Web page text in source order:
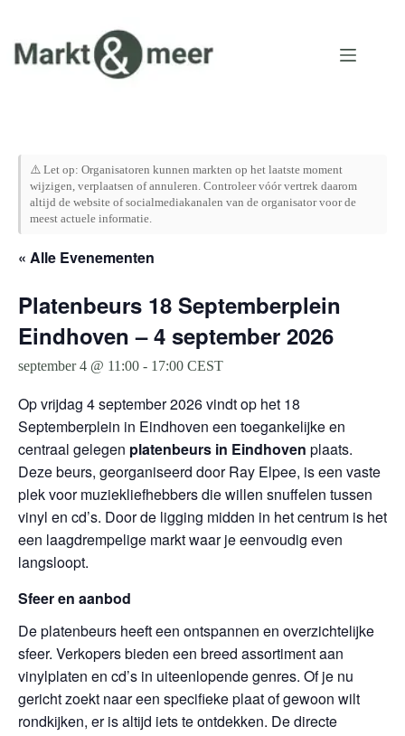
inhoud
⚠️ Let op: Organisatoren kunnen markten op het laatste moment
wijzigen, verplaatsen of annuleren. Controleer vóór vertrek daarom
altijd de website of socialmediakanalen van de organisator voor de
meest actuele informatie.
« Alle Evenementen
Platenbeurs 18 Septemberplein
Eindhoven – 4 september 2026
september 4 @ 11:00 - 17:00 CEST
Op vrijdag 4 september 2026 vindt op het 18
Septemberplein in Eindhoven een toegankelijke en
centraal gelegen platenbeurs in Eindhoven plaats.
Deze beurs, georganiseerd door Ray Elpee, is een vaste
plek voor muziekliefhebbers die willen snuffelen tussen
vinyl en cd’s. Door de ligging midden in het centrum is het
een laagdrempelige markt waar je eenvoudig even
langsloopt.
Sfeer en aanbod
De platenbeurs heeft een ontspannen en overzichtelijke
sfeer. Verkopers bieden een breed assortiment aan
vinylplaten en cd’s in uiteenlopende genres. Of je nu
gericht zoekt naar een specifieke plaat of gewoon wilt
rondkijken, er is altijd iets te ontdekken. De directe